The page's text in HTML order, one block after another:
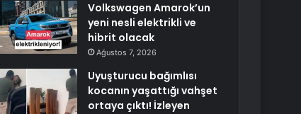
Volkswagen Amarok’un
yeni nesli elektrikli ve
hibrit olacak
Ağustos 7, 2026
Uyuşturucu bağımlısı
kocanın yaşattığı vahşet
ortaya çıktı! İzleyen